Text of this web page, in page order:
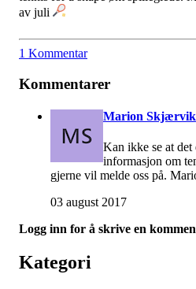
av juli
1 Kommentar
Kommentarer
Marion Skjærvik
Kan ikke se at det
informasjon om
gjerne vil melde oss på.
03 august 2017
Logg inn for å skrive en
Kategori